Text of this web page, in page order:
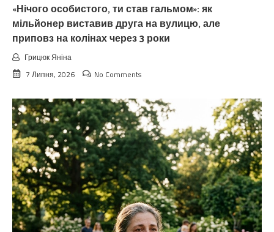
«Нічого особистого, ти став гальмом»: як
мільйонер виставив друга на вулицю, але
приповз на колінах через 3 роки
Грицюк Яніна
7 Липня, 2026
No Comments